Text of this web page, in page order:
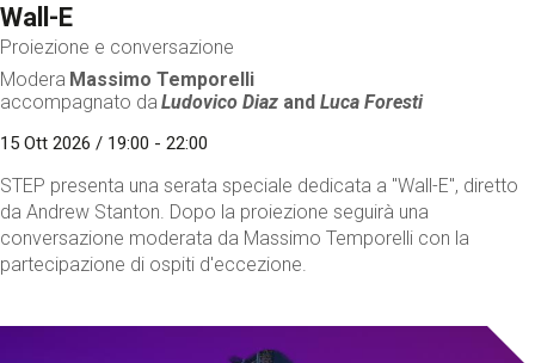
Wall-E
Proiezione e conversazione
Modera Massimo Temporelli
accompagnato da Ludovico Diaz andLuca Foresti
15 Ott 2026 / 19:00 - 22:00
STEP presenta una serata speciale dedicata a "Wall-E", diretto
da Andrew Stanton. Dopo la proiezione seguirà una
conversazione moderata da Massimo Temporelli con la
partecipazione di ospiti d'eccezione.